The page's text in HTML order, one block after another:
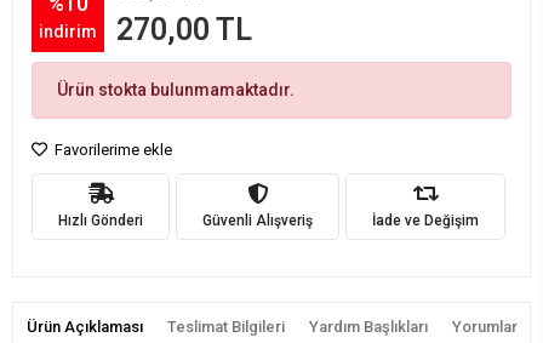
indirim 270,00 TL
Ürün stokta bulunmamaktadır.
Favorilerime ekle
Hızlı Gönderi Güvenli Alışveriş İade ve Değişim
Ürün Açıklaması Teslimat Bilgileri Yardım Başlıkları Yorumlar